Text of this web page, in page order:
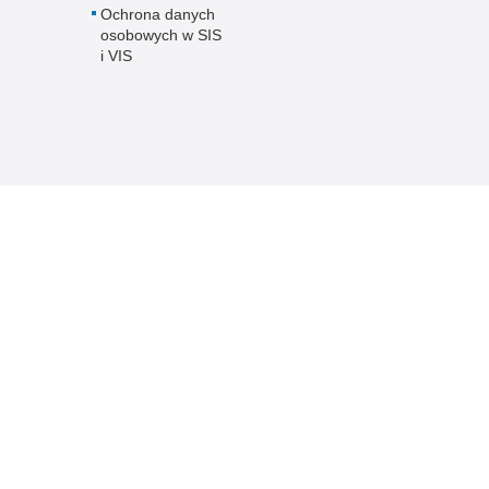
Ochrona danych
osobowych w SIS
i VIS